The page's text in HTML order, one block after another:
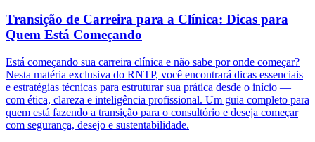
Transição de Carreira para a Clínica: Dicas para
Quem Está Começando
Está começando sua carreira clínica e não sabe por onde começar?
Nesta matéria exclusiva do RNTP, você encontrará dicas essenciais
e estratégias técnicas para estruturar sua prática desde o início —
com ética, clareza e inteligência profissional. Um guia completo para
quem está fazendo a transição para o consultório e deseja começar
com segurança, desejo e sustentabilidade.